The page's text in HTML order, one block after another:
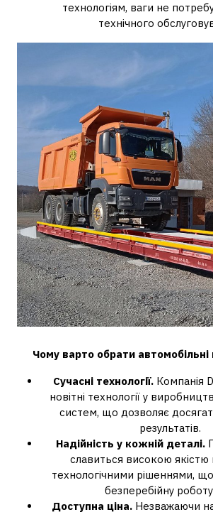
технологіям, ваги не
технічного
Чому варто обрати автомобільні
Сучасні технології. Компанія
новітні технології у
систем, що дозволяє
результатів.
Надійність у кожній деталі.
славиться високою якістю
технологічними рішеннями,
безперебійну
Доступна ціна.Незважаючи на